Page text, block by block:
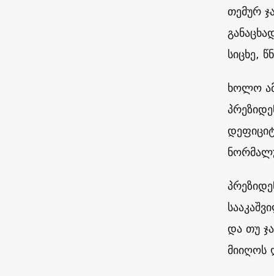
თემურ
სიცხე,
ხოლო
და თუ
მიიღოს